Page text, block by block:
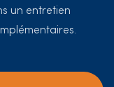
un entretien